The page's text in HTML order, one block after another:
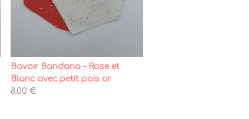
Bavoir Bandana - Rose et
Blanc avec petit pois or
8,00 €